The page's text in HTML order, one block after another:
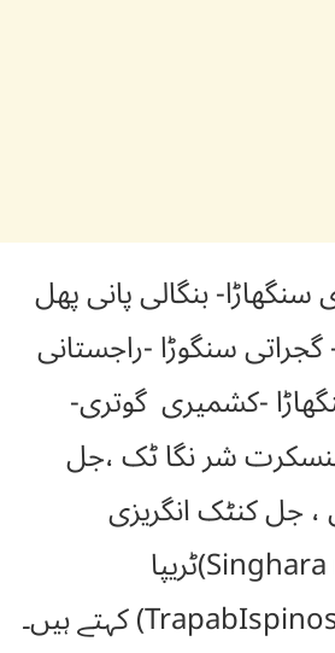
سنگھاڑا- بنگالی پانی پھل
سنگوڑا -راجستانی
-کشمیری گوتری-
شر نگا ٹک ،جل
، جل کنٹک انگریزی
سنگھاڑا نٹ(Singhara nut)ٹریپا